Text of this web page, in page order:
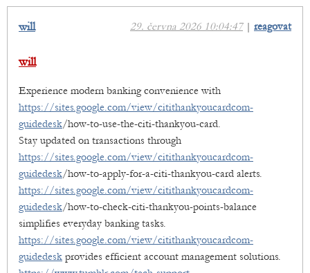
29. června 2026 10:04:47| reagovat
will
will
Experience modern banking convenience with
https://sites.google.com/view/citithankyoucardcom-
guidedesk/how-to-use-the-citi-thankyou-card.
Stay updated on transactions through
https://sites.google.com/view/citithankyoucardcom-
guidedesk/how-to-apply-for-a-citi-thankyou-card alerts.
https://sites.google.com/view/citithankyoucardcom-
guidedesk/how-to-check-citi-thankyou-points-balance
simplifies everyday banking tasks.
https://sites.google.com/view/citithankyoucardcom-
guidedesk provides efficient account management solutions.